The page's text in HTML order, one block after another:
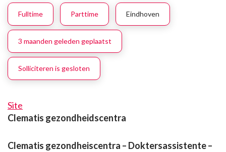
Fulltime Parttime Eindhoven
3 maanden geleden geplaatst
Solliciteren is gesloten
Site
Clematis gezondheidscentra
Clematis gezondheiscentra – Doktersassistente –